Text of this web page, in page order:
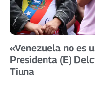
«Venezuela no es
Presidenta (E)
Tiuna